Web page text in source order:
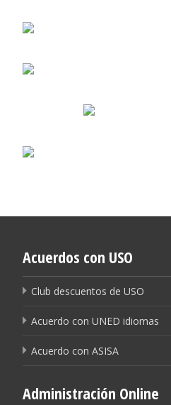
Acuerdos con USO
Club descuentos de USO
Acuerdo con UNED idiomas
Acuerdo con ASISA
Administración Online